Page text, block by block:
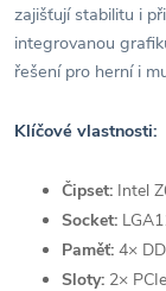
zajišťují stabilitu i
integrovanou
řešení pro herní i
Klíčové vlastnosti:
Čipset: Intel
Socket:
Paměť: 4×
Sloty: 2×